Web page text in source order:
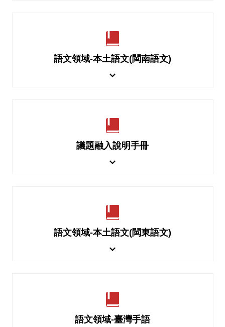
語文領域-本土語文(閩南語文)
議題融入說明手冊
語文領域-本土語文(閩東語文)
語文領域-臺灣手語